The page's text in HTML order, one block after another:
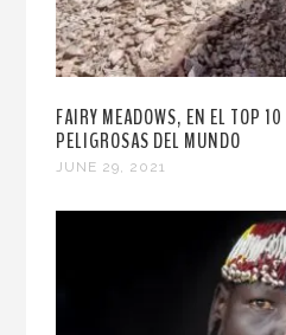
FAIRY MEADOWS, EN EL TOP
PELIGROSAS DEL MUNDO
JUNE 29, 2021